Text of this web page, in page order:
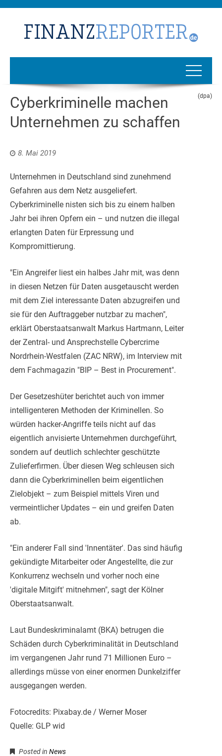
Cyberkriminelle machen
Unternehmen zu schaffen
(dpa)
8. Mai 2019
Unternehmen in Deutschland sind zunehmend
Gefahren aus dem Netz ausgeliefert.
Cyberkriminelle nisten sich bis zu einem halben
Jahr bei ihren Opfern ein – und nutzen die illegal
erlangten Daten für Erpressung und
Kompromittierung.
"Ein Angreifer liest ein halbes Jahr mit, was denn
in diesen Netzen für Daten ausgetauscht werden
mit dem Ziel interessante Daten abzugreifen und
sie für den Auftraggeber nutzbar zu machen",
erklärt Oberstaatsanwalt Markus Hartmann, Leiter
der Zentral- und Ansprechstelle Cybercrime
Nordrhein-Westfalen (ZAC NRW), im Interview mit
dem Fachmagazin "BIP – Best in Procurement".
Der Gesetzeshüter berichtet auch von immer
intelligenteren Methoden der Kriminellen. So
würden hacker-Angriffe teils nicht auf das
eigentlich anvisierte Unternehmen durchgeführt,
sondern auf deutlich schlechter geschützte
Zulieferfirmen. Über diesen Weg schleusen sich
dann die Cyberkriminellen beim eigentlichen
Zielobjekt – zum Beispiel mittels Viren und
vermeintlicher Updates – ein und greifen Daten
ab.
"Ein anderer Fall sind 'Innentäter'. Das sind häufig
gekündigte Mitarbeiter oder Angestellte, die zur
Konkurrenz wechseln und vorher noch eine
'digitale Mitgift' mitnehmen", sagt der Kölner
Oberstaatsanwalt.
Laut Bundeskriminalamt (BKA) betrugen die
Schäden durch Cyberkriminalität in Deutschland
im vergangenen Jahr rund 71 Millionen Euro –
allerdings müsse von einer enormen Dunkelziffer
ausgegangen werden.
Fotocredits: Pixabay.de / Werner Moser
Quelle: GLP wid
Posted in News